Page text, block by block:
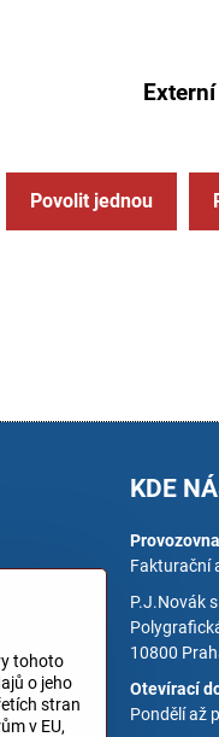
Povolit jednou
KDE
Provozovna
Fakturační
P.J.Novák
10800
Otevírací
Pondělí až
tohoto
o jeho
stran
v EU,